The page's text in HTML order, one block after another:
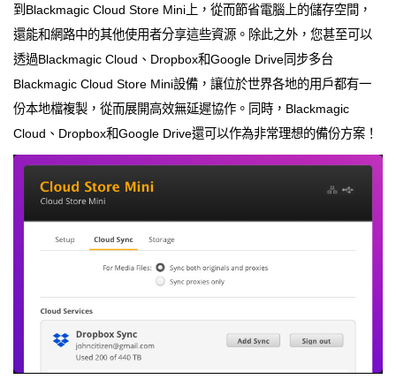
到Blackmagic Cloud Store Mini上，從而節省電腦上的儲存空間，
還能和網路中的其他使用者分享這些資源。除此之外，您甚至可以
透過Blackmagic Cloud、Dropbox和Google Drive同步多台
Blackmagic Cloud Store Mini設備，讓位於世界各地的用戶都有一
份本地檔複製，從而展開高效無延遲協作。同時，Blackmagic
Cloud、Dropbox和Google Drive還可以作為非常理想的備份方案！